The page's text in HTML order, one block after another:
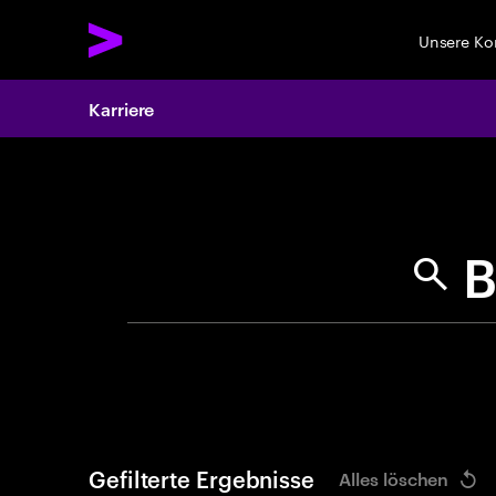
Unsere
Karriere
Gefilterte Ergebnisse Alles löschen